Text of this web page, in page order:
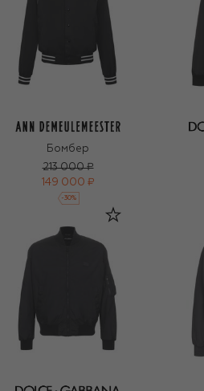
Бомбер
213 000 ₽
149 000 ₽
-30%